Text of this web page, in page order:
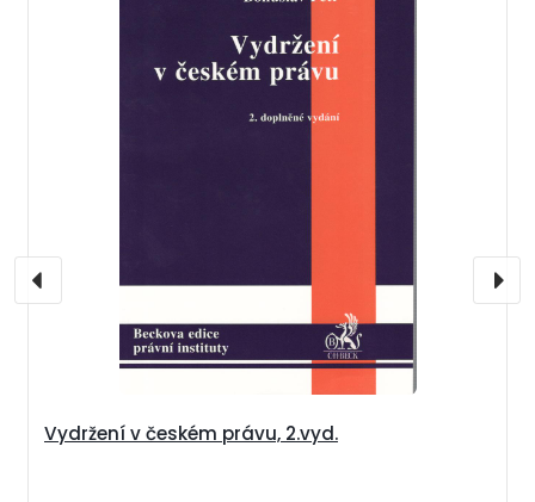
Vydržení v českém právu, 2.vyd.